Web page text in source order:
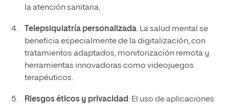
la atención sanitaria.
Telepsiquiatría personalizada: La salud mental se
beneficia especialmente de la digitalización, con
tratamientos adaptados, monitorización remota y
herramientas innovadoras como videojuegos
terapéuticos.
Riesgos éticos y privacidad: El uso de aplicaciones